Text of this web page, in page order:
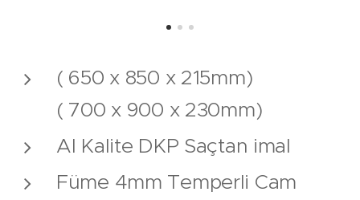
( 650 x 850 x 215mm)
( 700 x 900 x 230mm)
Al Kalite DKP Saçtan imal
Füme 4mm Temperli Cam